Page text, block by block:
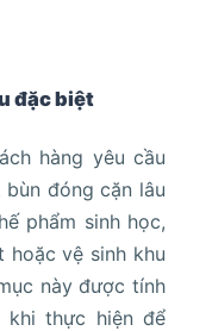
đặc biệt
hàng yêu cầu
đóng cặn lâu
phẩm sinh học,
vệ sinh khu
này được tính
thực hiện để